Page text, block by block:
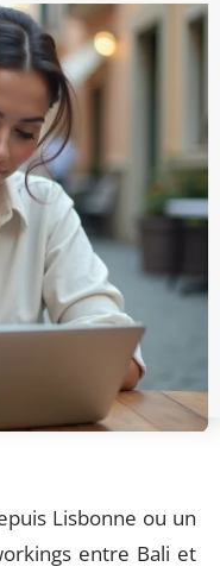
Lisbonne ou un
entre Bali et